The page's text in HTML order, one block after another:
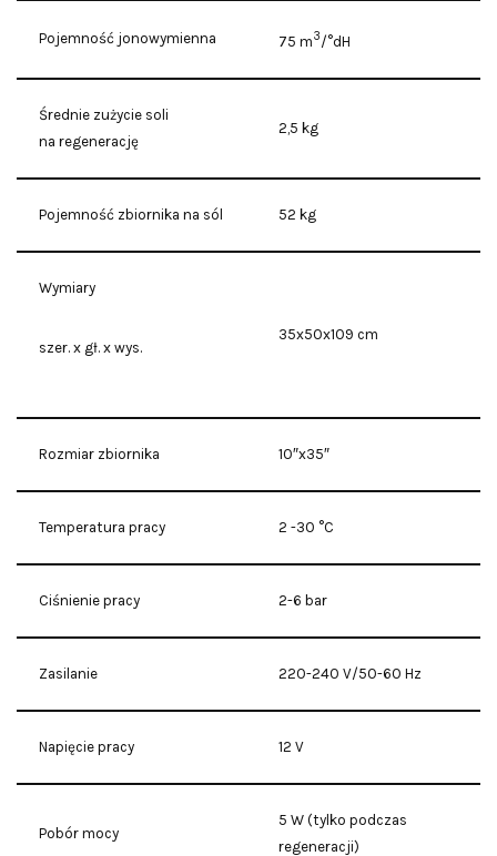
Pojemność jonowymienna 75 m3/°dH
Średnie zużycie soli
na regenerację
2,5 kg
Pojemność zbiornika na sól 52 kg
Wymiary
szer. x gł. x wys.
35x50x109 cm
Rozmiar zbiornika 10″x35″
Temperatura pracy 2 -30 °C
Ciśnienie pracy 2-6 bar
Zasilanie 220-240 V/50-60 Hz
Napięcie pracy 12 V
Pobór mocy
5 W (tylko podczas
regeneracji)